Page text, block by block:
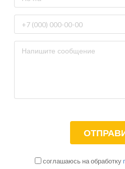
соглашаюсь на обработку